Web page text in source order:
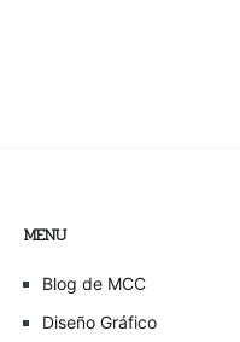
MENU
Blog de MCC
Diseño Gráfico